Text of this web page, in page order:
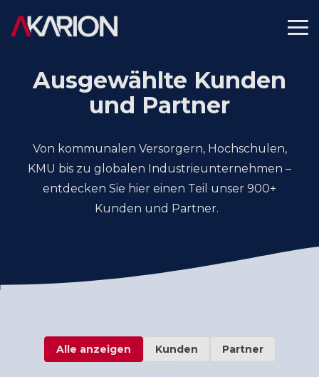
the
Ausgewählte Kunden
und Partner
Von kommunalen Versorgern, Hochschulen,
KMU bis zu globalen Industrieunternehmen –
entdecken Sie hier einen Teil unser 900+
Kunden und Partner.
Alle anzeigen Kunden Partner